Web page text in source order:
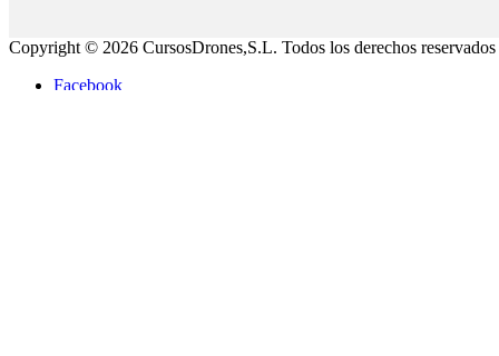
Copyright © 2026 CursosDrones,S.L. Todos los derechos reservados
Facebook